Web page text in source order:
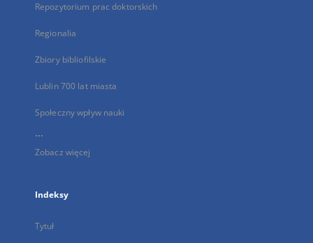
Repozytorium prac doktorskich
Regionalia
Zbiory bibliofilskie
Lublin 700 lat miasta
Społeczny wpływ nauki
...
Zobacz więcej
Indeksy
Tytuł